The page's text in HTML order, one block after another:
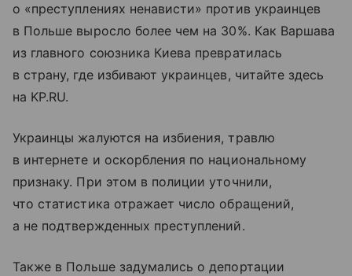
о «преступлениях ненависти» против украинцев
в Польше выросло более чем на 30%. Как Варшава
из главного союзника Киева превратилась
в страну, где избивают украинцев, читайте здесь
на KP.RU.
Украинцы жалуются на избиения, травлю
в интернете и оскорбления по национальному
признаку. При этом в полиции уточнили,
что статистика отражает число обращений,
а не подтвержденных преступлений.
Также в Польше задумались о депортации